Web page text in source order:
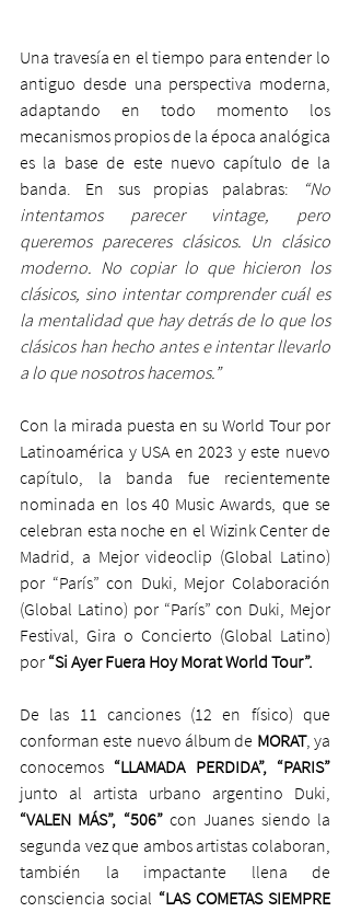
Una travesía en el tiempo para entender lo
antiguo desde una perspectiva moderna,
adaptando en todo momento los
mecanismos propios de la época analógica
es la base de este nuevo capítulo de la
banda. En sus propias palabras:
“No
intentamos parecer vintage, pero
queremos pareceres clásicos. Un clásico
moderno. No copiar lo que hicieron los
clásicos, sino intentar comprender cuál es
la mentalidad que hay detrás de lo que los
clásicos han hecho antes e intentar llevarlo
a lo que nosotros hacemos.”
Con la mirada puesta en su World Tour por
Latinoamérica y USA en 2023 y este nuevo
capítulo, la banda fue recientemente
nominada en los 40 Music Awards, que se
celebran esta noche en el Wizink Center de
Madrid, a Mejor videoclip (Global Latino)
por “París” con Duki, Mejor Colaboración
(Global Latino) por “París” con Duki, Mejor
Festival, Gira o Concierto (Global Latino)
por “Si Ayer Fuera Hoy Morat World Tour”.
De las 11 canciones (12 en físico) que
conforman este nuevo álbum de MORAT, ya
conocemos “LLAMADA PERDIDA”, “PARIS”
“VALEN MÁS”, “506” con Juanes siendo la
segunda vez que ambos artistas colaboran,
también la impactante llena de
consciencia social “LAS COMETAS SIEMPRE